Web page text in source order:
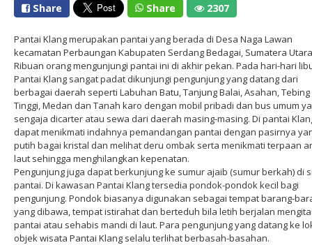
Share Share 2307
Pantai Klang merupakan pantai yang berada di Desa Naga Lawan
kecamatan Perbaungan Kabupaten Serdang Bedagai, Sumatera
Ribuan orang mengunjungi pantai ini di akhir pekan. Pada hari-hari
Pantai Klang sangat padat dikunjungi pengunjung yang datang dari
berbagai daerah seperti Labuhan Batu, Tanjung Balai, Asahan, Tebing
Tinggi, Medan dan Tanah karo dengan mobil pribadi dan bus umum
sengaja dicarter atau sewa dari daerah masing-masing. Di pantai
dapat menikmati indahnya pemandangan pantai dengan pasirnya
putih bagai kristal dan melihat deru ombak serta menikmati terpaan
laut sehingga menghilangkan kepenatan.
Pengunjung juga dapat berkunjung ke sumur ajaib (sumur berkah) di
pantai. Di kawasan Pantai Klang tersedia pondok-pondok kecil bagi
pengunjung. Pondok biasanya digunakan sebagai tempat barang-
yang dibawa, tempat istirahat dan berteduh bila letih berjalan
pantai atau sehabis mandi di laut. Para pengunjung yang datang ke
objek wisata Pantai Klang selalu terlihat berbasah-basahan.